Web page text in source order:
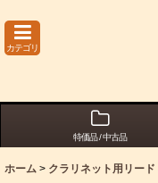
カテゴリ
特価品 / 中古品
ホーム > クラリネット用リード